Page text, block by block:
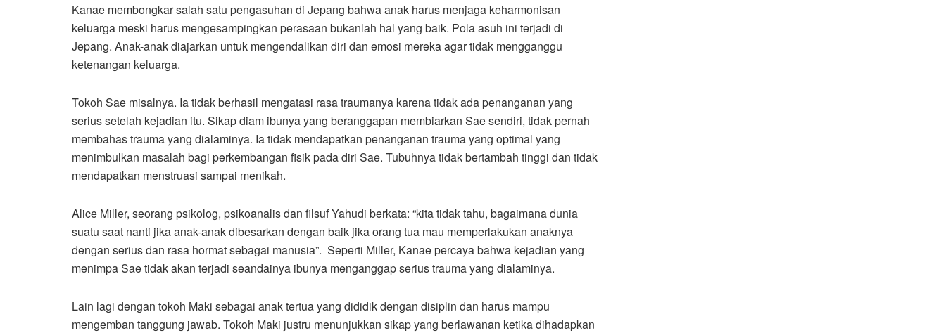
Kanae membongkar salah satu pengasuhan di Jepang bahwa anak harus menjaga keharmonisan
keluarga meski harus mengesampingkan perasaan bukanlah hal yang baik. Pola asuh ini terjadi di
Jepang. Anak-anak diajarkan untuk mengendalikan diri dan emosi mereka agar tidak mengganggu
ketenangan keluarga.
Tokoh Sae misalnya. Ia tidak berhasil mengatasi rasa traumanya karena tidak ada penanganan yang
serius setelah kejadian itu. Sikap diam ibunya yang beranggapan membiarkan Sae sendiri, tidak pernah
membahas trauma yang dialaminya. Ia tidak mendapatkan penanganan trauma yang optimal yang
menimbulkan masalah bagi perkembangan fisik pada diri Sae. Tubuhnya tidak bertambah tinggi dan tidak
mendapatkan menstruasi sampai menikah.
Alice Miller, seorang psikolog, psikoanalis dan filsuf Yahudi berkata: “kita tidak tahu, bagaimana dunia
suatu saat nanti jika anak-anak dibesarkan dengan baik jika orang tua mau memperlakukan anaknya
dengan serius dan rasa hormat sebagai manusia”. Seperti Miller, Kanae percaya bahwa kejadian yang
menimpa Sae tidak akan terjadi seandainya ibunya menganggap serius trauma yang dialaminya.
Lain lagi dengan tokoh Maki sebagai anak tertua yang dididik dengan disiplin dan harus mampu
mengemban tanggung jawab. Tokoh Maki justru menunjukkan sikap yang berlawanan ketika dihadapkan